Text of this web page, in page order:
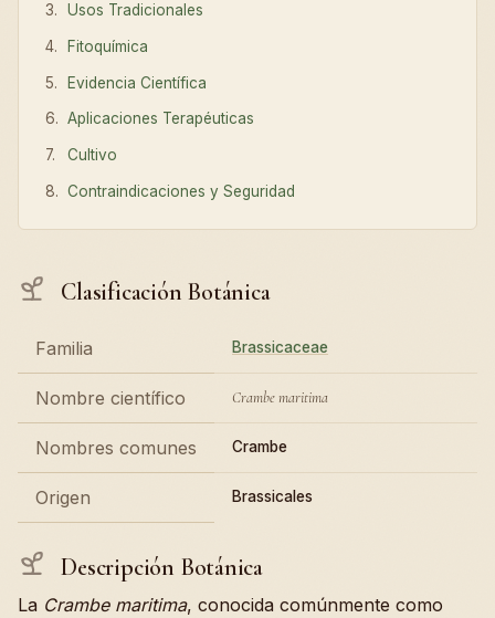
Usos Tradicionales
Fitoquímica
Evidencia Científica
Aplicaciones Terapéuticas
Cultivo
Contraindicaciones y Seguridad
Clasificación Botánica
Familia Brassicaceae
Nombre científico Crambe maritima
Nombres comunes Crambe
Origen Brassicales
Descripción Botánica
La Crambe maritima, conocida comúnmente como